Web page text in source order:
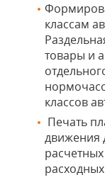
классам
товары и
классов
Печать
движения